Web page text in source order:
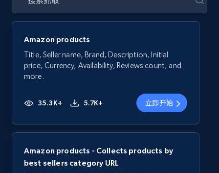
Amazon products
Title, Seller name, Brand, Description, Initial
price, Currency, Availability, Reviews count, and
more.
35.3K+ 5.7K+ 立即开始
Amazon products - Collects products by
best sellers category URL